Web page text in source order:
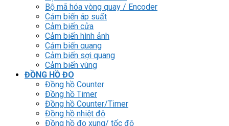
Bộ mã hóa vòng quay / Encoder
Cảm biến áp suất
Cảm biến cửa
Cảm biến hình ảnh
Cảm biến quang
Cảm biến sợi quang
Cảm biến vùng
ĐỒNG HỒ ĐO
Đồng hồ Counter
Đồng hồ Timer
Đồng hồ Counter/Timer
Đồng hồ nhiệt độ
Đồng hồ đo xung/ tốc độ